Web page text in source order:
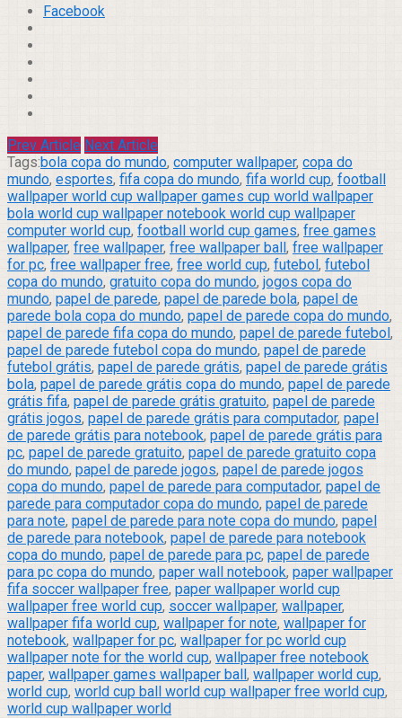
Compartilhar
Facebook
Prev Article Next Article
Tags:bola copa do mundo, computer wallpaper, copa do
mundo, esportes, fifa copa do mundo, fifa world cup, football
wallpaper world cup wallpaper games cup world wallpaper
bola world cup wallpaper notebook world cup wallpaper
computer world cup, football world cup games, free games
wallpaper, free wallpaper, free wallpaper ball, free wallpaper
for pc, free wallpaper free, free world cup, futebol, futebol
copa do mundo, gratuito copa do mundo, jogos copa do
mundo, papel de parede, papel de parede bola, papel de
parede bola copa do mundo, papel de parede copa do mundo,
papel de parede fifa copa do mundo, papel de parede futebol,
papel de parede futebol copa do mundo, papel de parede
futebol grátis, papel de parede grátis, papel de parede grátis
bola, papel de parede grátis copa do mundo, papel de parede
grátis fifa, papel de parede grátis gratuito, papel de parede
grátis jogos, papel de parede grátis para computador, papel
de parede grátis para notebook, papel de parede grátis para
pc, papel de parede gratuito, papel de parede gratuito copa
do mundo, papel de parede jogos, papel de parede jogos
copa do mundo, papel de parede para computador, papel de
parede para computador copa do mundo, papel de parede
para note, papel de parede para note copa do mundo, papel
de parede para notebook, papel de parede para notebook
copa do mundo, papel de parede para pc, papel de parede
para pc copa do mundo, paper wall notebook, paper wallpaper
fifa soccer wallpaper free, paper wallpaper world cup
wallpaper free world cup, soccer wallpaper, wallpaper,
wallpaper fifa world cup, wallpaper for note, wallpaper for
notebook, wallpaper for pc, wallpaper for pc world cup
wallpaper note for the world cup, wallpaper free notebook
paper, wallpaper games wallpaper ball, wallpaper world cup,
world cup, world cup ball world cup wallpaper free world cup,
world cup wallpaper world